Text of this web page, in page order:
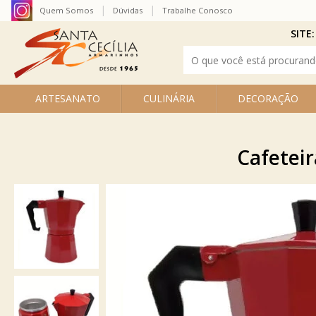
ARTESANATO CULINÁRIA DECORAÇÃO
Quem Somos Dúvidas Trabalhe Conosco